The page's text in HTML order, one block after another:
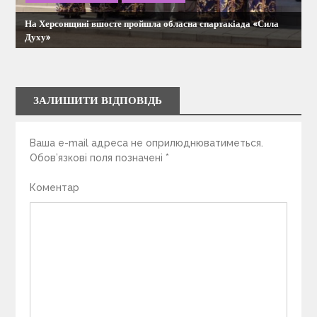
На Херсонщині вшосте пройшла обласна спартакіада «Сила
Духу»
ЗАЛИШИТИ ВІДПОВІДЬ
Ваша e-mail адреса не оприлюднюватиметься.
Обов’язкові поля позначені *
Коментар